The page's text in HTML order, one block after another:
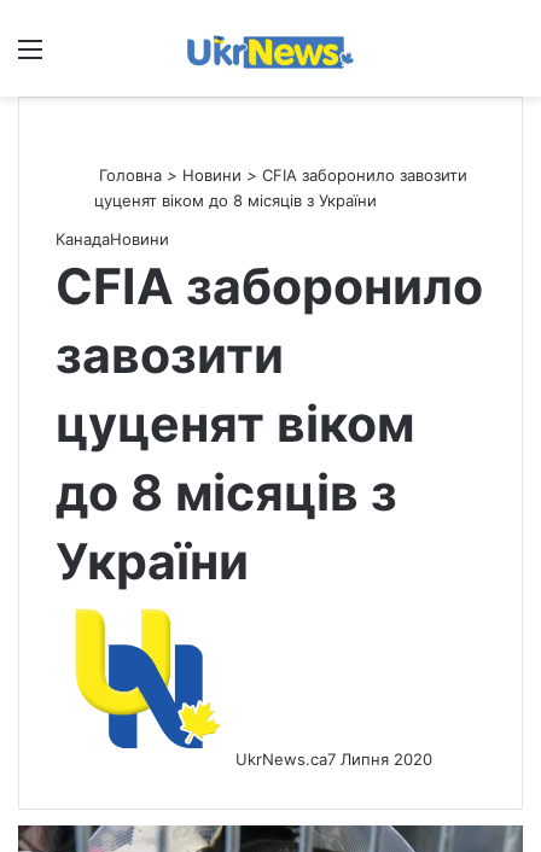
Меню
Головна > Новини > CFIA заборонило завозити
цуценят віком до 8 місяців з України
КанадаНовини
CFIA заборонило
завозити
цуценят віком
до 8 місяців з
України
UkrNews.ca7 Липня 2020